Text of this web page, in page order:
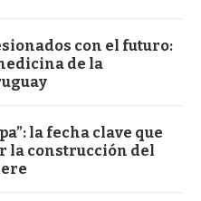
con el futuro:
de la
la fecha clave que
la construcción del